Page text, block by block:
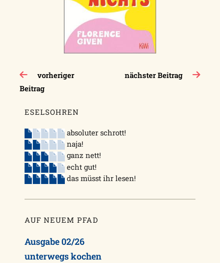
Beitragsnavigation
vorheriger
Beitrag
nächster Beitrag
ESELSOHREN
absoluter schrott!
naja!
ganz nett!
echt gut!
das müsst ihr lesen!
AUF NEUEM PFAD
Ausgabe 02/26
unterwegs kochen